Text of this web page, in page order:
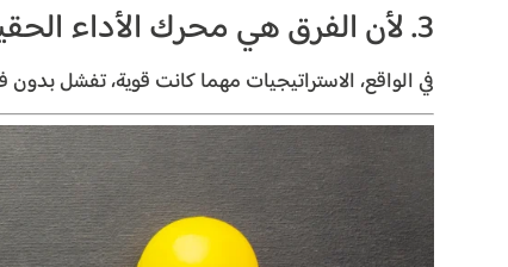
3. لأن الفرق هي محرك الأداء الحقيقي
في الواقع، الاستراتيجيات مهما كانت قوية، تفشل